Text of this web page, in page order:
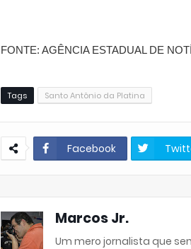
FONTE: AGÊNCIA ESTADUAL DE
Tags Santo Antônio da Platina
Facebook
Marcos Jr.
Um mero jornalista que